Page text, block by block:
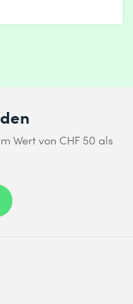
Wert von CHF 50 als